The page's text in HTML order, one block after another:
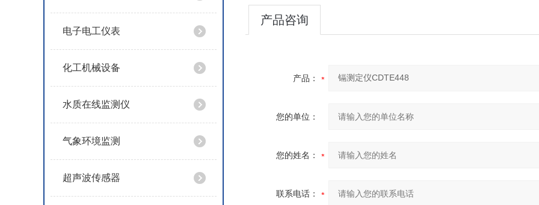
电子电工仪表
化工机械设备
水质在线监测仪
气象环境监测
超声波传感器
产品咨询
产品：
您的单位：
您的姓名：
联系电话：